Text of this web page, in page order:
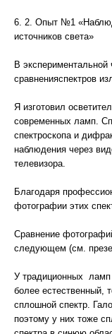
6. 2. Опыт №1
источников света»
В
сравненияспектров
Я изготовил
современных ламп.
спектроскопа и
наблюдения через
телевизора.
Благодаря
фотографии этих
Сравнение
следующем (см.
У традиционных ламп
более естественный,
сплошной спектр.
поэтому у них тоже